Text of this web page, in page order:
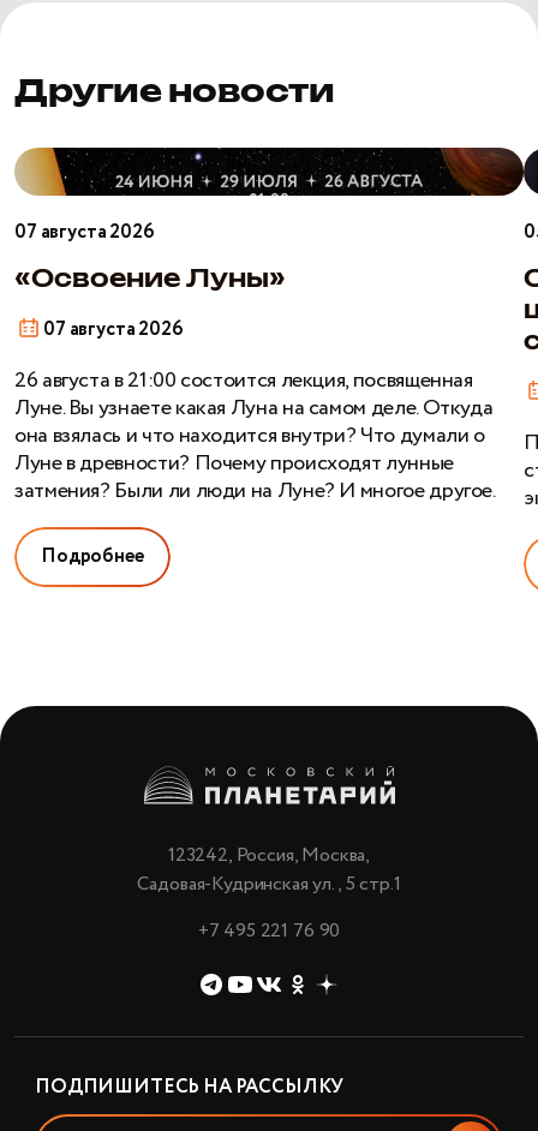
Другие новости
«Освоение
Луны»
07 августа 2026
«Освоение Луны»
07 августа 2026
26 августа в 21:00 состоится лекция, посвященная
Луне. Вы узнаете какая Луна на самом деле. Откуда
она взялась и что находится внутри? Что думали о
Луне в древности? Почему происходят лунные
затмения? Были ли люди на Луне? И многое другое.
Подробнее
123242, Россия, Москва,
Садовая-Кудринская ул., 5 стр.1
+7 495 221 76 90
ПОДПИШИТЕСЬ НА РАССЫЛКУ